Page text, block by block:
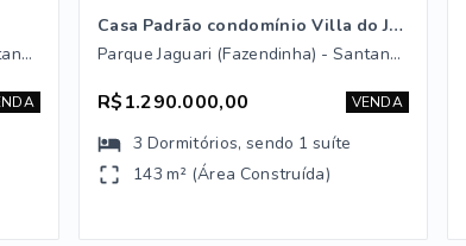
Parque Jaguari (Fazendinha) - Santana de Parnaíba/SP
Casa Padrão condomínio Villa do Jaguari
Parque Jaguari (Fazendinha) - Santana de Parnaíba/SP
R$1.290.000,00 VENDA
3 Dormitórios, sendo 1 suíte
143 m² (Área Construída)